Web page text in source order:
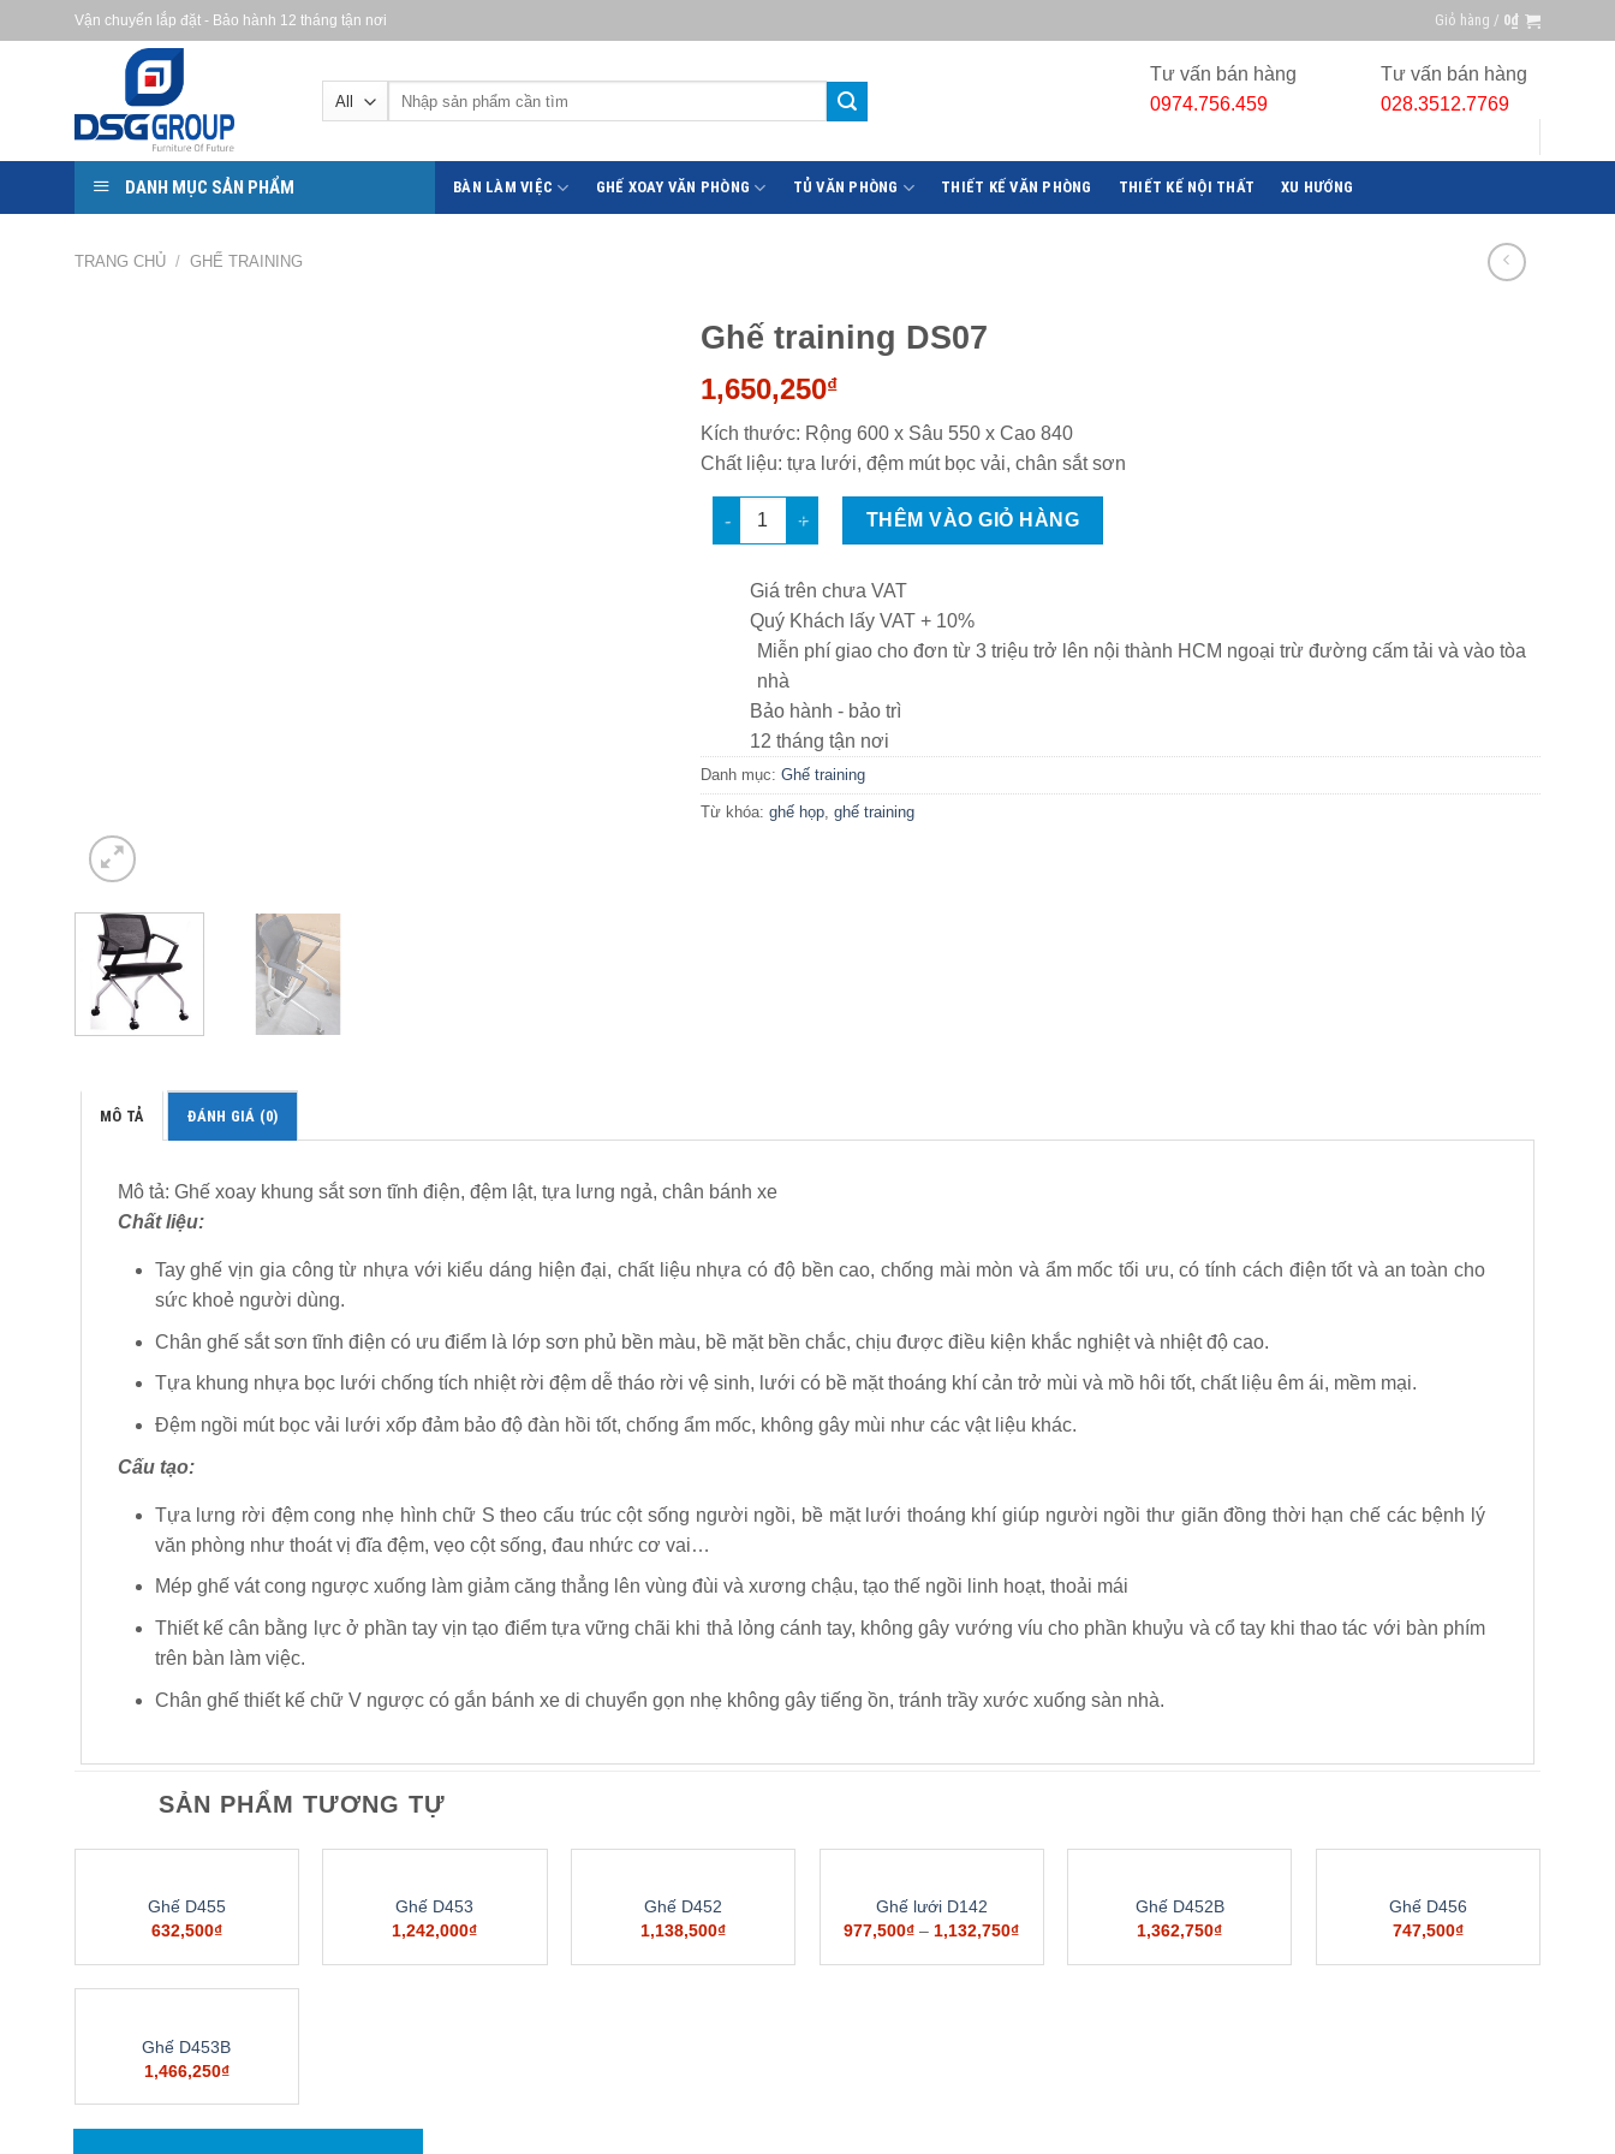
to
Vận chuyển lắp đặt - Bảo hành 12 tháng tận nơi Giỏ hàng / 0₫
Tư vấn bán hàng
0974.756.459
Tư vấn bán hàng
028.3512.7769
DANH MỤC SẢN PHẨM BÀN LÀM VIỆC GHẾ XOAY VĂN PHÒNG TỦ VĂN PHÒNG THIẾT KẾ VĂN PHÒNG THIẾT KẾ NỘI THẤT XU HƯỚNG
TRANG CHỦ / GHẾ TRAINING
Ghế training DS07
1,650,250₫
Kích thước: Rộng 600 x Sâu 550 x Cao 840
Chất liệu: tựa lưới, đệm mút bọc vải, chân sắt sơn
Ghế training DS07 số lượng
THÊM VÀO GIỎ HÀNG
Giá trên chưa VAT
Quý Khách lấy VAT + 10%
Miễn phí giao cho đơn từ 3 triệu trở lên nội thành HCM ngoại trừ đường cấm tải và vào tòa
nhà
Bảo hành - bảo trì
12 tháng tận nơi
Danh mục: Ghế training
Từ khóa: ghế họp, ghế training
MÔ TẢ ĐÁNH GIÁ (0)
Mô tả: Ghế xoay khung sắt sơn tĩnh điện, đệm lật, tựa lưng ngả, chân bánh xe
Chất liệu:
Tay ghế vịn gia công từ nhựa với kiểu dáng hiện đại, chất liệu nhựa có độ bền cao, chống mài mòn và ẩm mốc tối ưu, có tính cách điện tốt và an toàn cho
sức khoẻ người dùng.
Chân ghế sắt sơn tĩnh điện có ưu điểm là lớp sơn phủ bền màu, bề mặt bền chắc, chịu được điều kiện khắc nghiệt và nhiệt độ cao.
Tựa khung nhựa bọc lưới chống tích nhiệt rời đệm dễ tháo rời vệ sinh, lưới có bề mặt thoáng khí cản trở mùi và mồ hôi tốt, chất liệu êm ái, mềm mại.
Đệm ngồi mút bọc vải lưới xốp đảm bảo độ đàn hồi tốt, chống ẩm mốc, không gây mùi như các vật liệu khác.
Cấu tạo:
Tựa lưng rời đệm cong nhẹ hình chữ S theo cấu trúc cột sống người ngồi, bề mặt lưới thoáng khí giúp người ngồi thư giãn đồng thời hạn chế các bệnh lý
văn phòng như thoát vị đĩa đệm, vẹo cột sống, đau nhức cơ vai…
Mép ghế vát cong ngược xuống làm giảm căng thẳng lên vùng đùi và xương chậu, tạo thế ngồi linh hoạt, thoải mái
Thiết kế cân bằng lực ở phần tay vịn tạo điểm tựa vững chãi khi thả lỏng cánh tay, không gây vướng víu cho phần khuỷu và cổ tay khi thao tác với bàn phím
trên bàn làm việc.
Chân ghế thiết kế chữ V ngược có gắn bánh xe di chuyển gọn nhẹ không gây tiếng ồn, tránh trầy xước xuống sàn nhà.
SẢN PHẨM TƯƠNG TỰ
Ghế D455
632,500₫
Ghế D453
1,242,000₫
Ghế D452
1,138,500₫
Ghế lưới D142
977,500₫ –1,132,750₫
Ghế D452B
1,362,750₫
Ghế D456
747,500₫
Ghế D453B
1,466,250₫